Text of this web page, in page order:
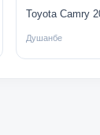
Toyota Camry
Душанбе